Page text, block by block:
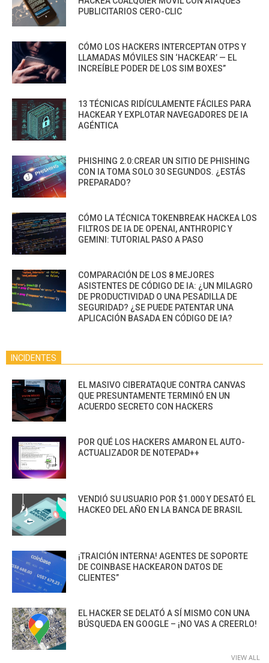
PUBLICITARIOS CERO-CLIC
CÓMO LOS HACKERS INTERCEPTAN OTPS Y
LLAMADAS MÓVILES SIN ‘HACKEAR’ — EL
INCREÍBLE PODER DE LOS SIM BOXES”
13 TÉCNICAS RIDÍCULAMENTE FÁCILES PARA
HACKEAR Y EXPLOTAR NAVEGADORES DE IA
AGÉNTICA
PHISHING 2.0:CREAR UN SITIO DE PHISHING
CON IA TOMA SOLO 30 SEGUNDOS. ¿ESTÁS
PREPARADO?
CÓMO LA TÉCNICA TOKENBREAK HACKEA LOS
FILTROS DE IA DE OPENAI, ANTHROPIC Y
GEMINI: TUTORIAL PASO A PASO
COMPARACIÓN DE LOS 8 MEJORES
ASISTENTES DE CÓDIGO DE IA: ¿UN MILAGRO
DE PRODUCTIVIDAD O UNA PESADILLA DE
SEGURIDAD? ¿SE PUEDE PATENTAR UNA
APLICACIÓN BASADA EN CÓDIGO DE IA?
INCIDENTES
EL MASIVO CIBERATAQUE CONTRA CANVAS
QUE PRESUNTAMENTE TERMINÓ EN UN
ACUERDO SECRETO CON HACKERS
POR QUÉ LOS HACKERS AMARON EL AUTO-
ACTUALIZADOR DE NOTEPAD++
VENDIÓ SU USUARIO POR $1.000 Y DESATÓ EL
HACKEO DEL AÑO EN LA BANCA DE BRASIL
¡TRAICIÓN INTERNA! AGENTES DE SOPORTE
DE COINBASE HACKEARON DATOS DE
CLIENTES”
EL HACKER SE DELATÓ A SÍ MISMO CON UNA
BÚSQUEDA EN GOOGLE – ¡NO VAS A CREERLO!
VIEW ALL